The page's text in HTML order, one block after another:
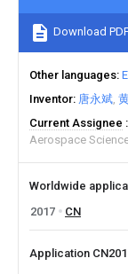
Download
Other languages
Inventor 唐永斌
Current Assignee
Aerospace
Worldwide
2017
CN
Application